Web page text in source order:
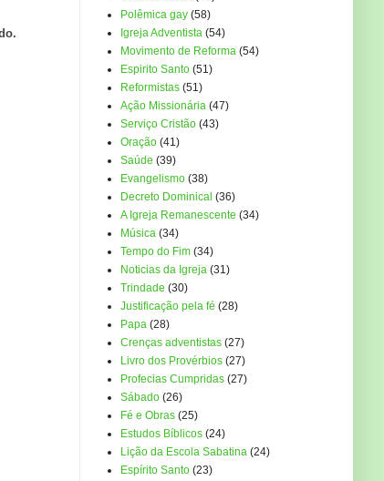
Polêmica gay (58)
Igreja Adventista (54)
Movimento de Reforma (54)
Espirito Santo (51)
Reformistas (51)
Ação Missionária (47)
Serviço Cristão (43)
Oração (41)
Saúde (39)
Evangelismo (38)
Decreto Dominical (36)
A Igreja Remanescente (34)
Música (34)
Tempo do Fim (34)
Noticias da Igreja (31)
Trindade (30)
Justificação pela fé (28)
Papa (28)
Crenças adventistas (27)
Livro dos Provérbios (27)
Profecias Cumpridas (27)
Sábado (26)
Fé e Obras (25)
Estudos Bíblicos (24)
Lição da Escola Sabatina (24)
Espírito Santo (23)